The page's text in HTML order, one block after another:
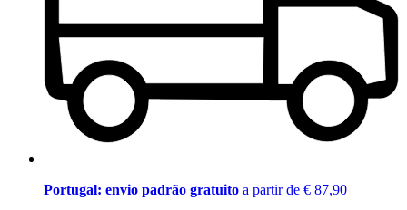
Portugal: envio padrão gratuito a partir de € 87,90